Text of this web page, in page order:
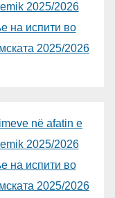
2025/2026
испити во
2025/2026
në afatin e
2025/2026
испити во
2025/2026